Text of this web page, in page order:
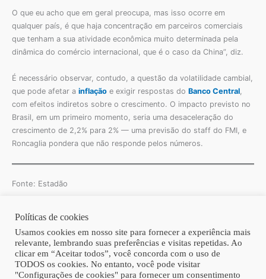
O que eu acho que em geral preocupa, mas isso ocorre em
qualquer país, é que haja concentração em parceiros comerciais
que tenham a sua atividade econômica muito determinada pela
dinâmica do comércio internacional, que é o caso da China”, diz.
É necessário observar, contudo, a questão da volatilidade cambial,
que pode afetar a inflação e exigir respostas do Banco Central,
com efeitos indiretos sobre o crescimento. O impacto previsto no
Brasil, em um primeiro momento, seria uma desaceleração do
crescimento de 2,2% para 2% — uma previsão do staff do FMI, e
Roncaglia pondera que não responde pelos números.
Fonte: Estadão
Copyright © 2026 | Homero Costa Advogados
Políticas de cookies
Usamos cookies em nosso site para fornecer a experiência mais
relevante, lembrando suas preferências e visitas repetidas. Ao
clicar em “Aceitar todos”, você concorda com o uso de
TODOS os cookies. No entanto, você pode visitar
"Configurações de cookies" para fornecer um consentimento